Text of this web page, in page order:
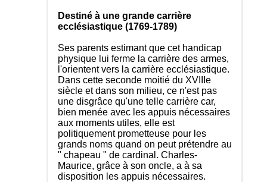
Destiné à une grande carrière
ecclésiastique (1769-1789)
Ses parents estimant que cet handicap
physique lui ferme la carrière des armes,
l'orientent vers la carrière ecclésiastique.
Dans cette seconde moitié du XVIIIe
siècle et dans son milieu, ce n'est pas
une disgrâce qu'une telle carrière car,
bien menée avec les appuis nécessaires
aux moments utiles, elle est
politiquement prometteuse pour les
grands noms quand on peut prétendre au
" chapeau " de cardinal. Charles-
Maurice, grâce à son oncle, a à sa
disposition les appuis nécessaires.